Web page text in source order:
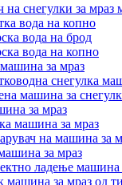
на снегулки за мраз
вода на копно
вода на брод
вода на копно
за мраз
снегулка
машина за
за мраз
машина за мраз
на машина за
за мраз
ладење машина
машина за мраз од